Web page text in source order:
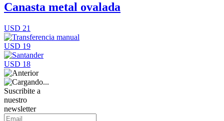
Canasta metal ovalada
USD 21
USD 19
USD 18
Suscribite a
nuestro
newsletter